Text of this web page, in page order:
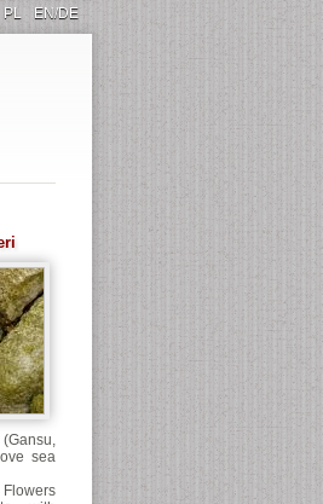
EN/DE
PL
sea